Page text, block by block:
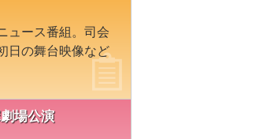
ュース番組。司会
日の舞台映像など
場公演